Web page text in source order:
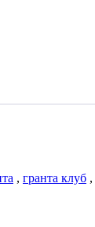
, гранта клуб ,